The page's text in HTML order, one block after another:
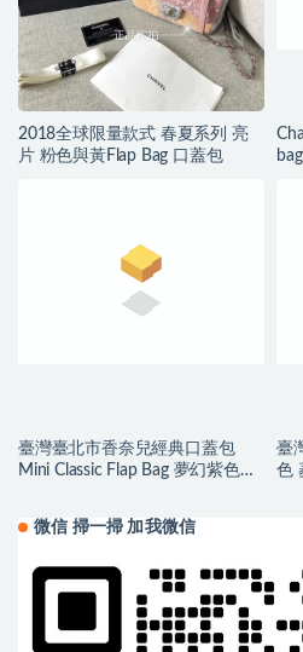
2018全球限量款式 春夏系列 亮
片 粉色與黃Flap Bag 口蓋包
臺灣臺北市香奈兒經典口蓋包
Mini Classic Flap Bag 夢幻紫色小
臺
色
微信 掃一掃 加我微信